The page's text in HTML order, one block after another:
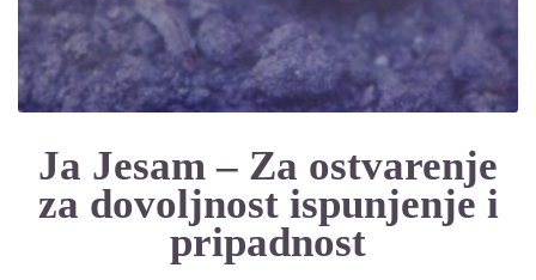
Ja Jesam – Za ostvarenje
za dovoljnost ispunjenje i
pripadnost